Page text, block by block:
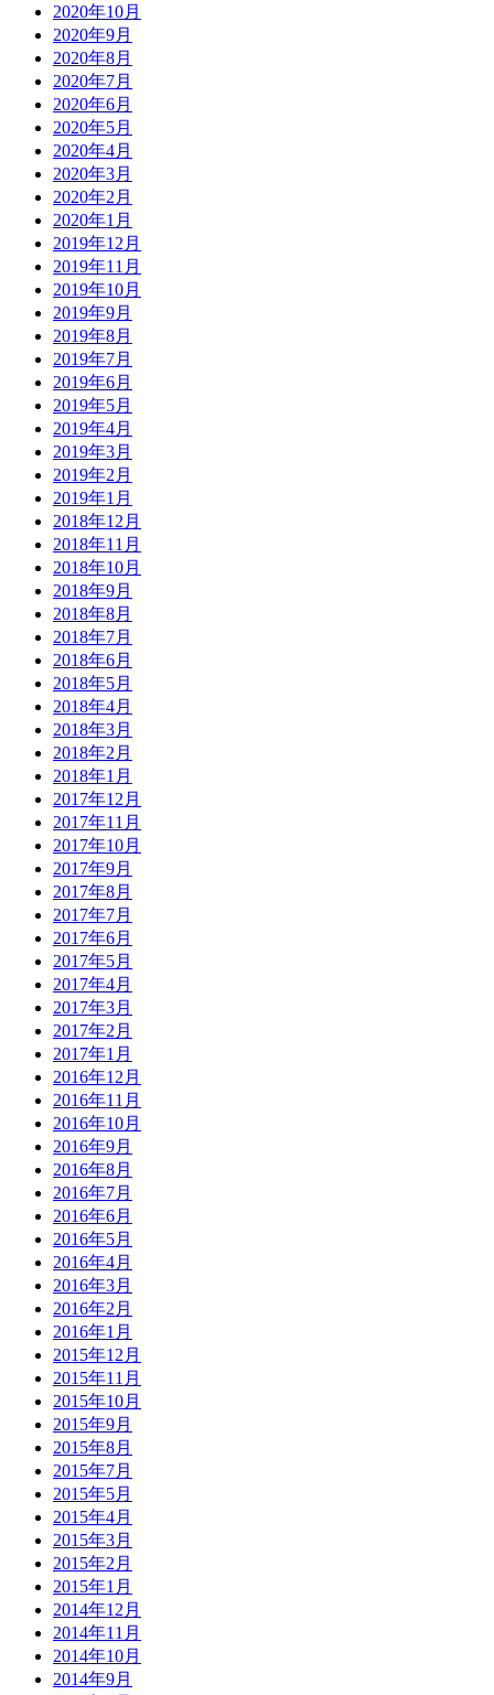
2020年10月
2020年9月
2020年8月
2020年7月
2020年6月
2020年5月
2020年4月
2020年3月
2020年2月
2020年1月
2019年12月
2019年11月
2019年10月
2019年9月
2019年8月
2019年7月
2019年6月
2019年5月
2019年4月
2019年3月
2019年2月
2019年1月
2018年12月
2018年11月
2018年10月
2018年9月
2018年8月
2018年7月
2018年6月
2018年5月
2018年4月
2018年3月
2018年2月
2018年1月
2017年12月
2017年11月
2017年10月
2017年9月
2017年8月
2017年7月
2017年6月
2017年5月
2017年4月
2017年3月
2017年2月
2017年1月
2016年12月
2016年11月
2016年10月
2016年9月
2016年8月
2016年7月
2016年6月
2016年5月
2016年4月
2016年3月
2016年2月
2016年1月
2015年12月
2015年11月
2015年10月
2015年9月
2015年8月
2015年7月
2015年5月
2015年4月
2015年3月
2015年2月
2015年1月
2014年12月
2014年11月
2014年10月
2014年9月